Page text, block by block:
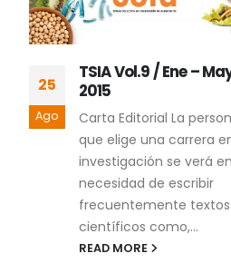
25
Ago
TSIA Vol.9 / Ene –
2015
Carta Editorial La
que elige una carrera
investigación se verá
necesidad de escribir
frecuentemente textos
científicos como,...
READ MORE